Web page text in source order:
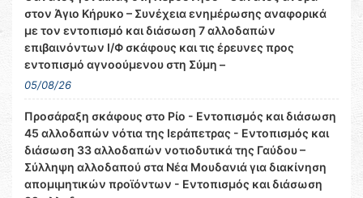
στον Άγιο Κήρυκο – Συνέχεια ενημέρωσης αναφορικά
με τον εντοπισμό και διάσωση 7 αλλοδαπών
επιβαινόντων Ι/Φ σκάφους και τις έρευνες προς
εντοπισμό αγνοούμενου στη Σύμη –
05/08/26
Προσάραξη σκάφους στο Ρίο - Εντοπισμός και διάσωση
45 αλλοδαπών νότια της Ιεράπετρας - Εντοπισμός και
διάσωση 33 αλλοδαπών νοτιοδυτικά της Γαύδου –
Σύλληψη αλλοδαπού στα Νέα Μουδανιά για διακίνηση
απομιμητικών προϊόντων - Εντοπισμός και διάσωση